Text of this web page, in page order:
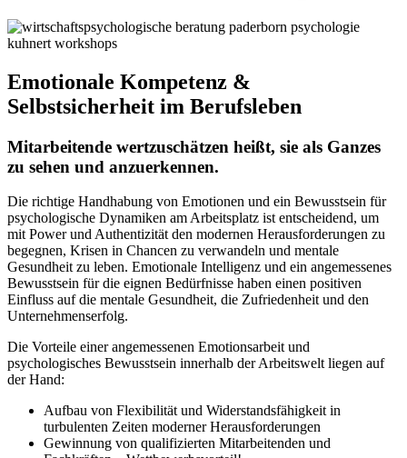
Emotionale Kompetenz &
Selbstsicherheit im Berufsleben
Mitarbeitende wertzuschätzen heißt, sie als Ganzes
zu sehen und anzuerkennen.
Die richtige Handhabung von Emotionen und ein Bewusstsein für
psychologische Dynamiken am Arbeitsplatz ist entscheidend, um
mit Power und Authentizität den modernen Herausforderungen zu
begegnen, Krisen in Chancen zu verwandeln und mentale
Gesundheit zu leben. Emotionale Intelligenz und ein angemessenes
Bewusstsein für die eignen Bedürfnisse haben einen positiven
Einfluss auf die mentale Gesundheit, die Zufriedenheit und den
Unternehmenserfolg.
Die Vorteile einer angemessenen Emotionsarbeit und
psychologisches Bewusstsein innerhalb der Arbeitswelt liegen auf
der Hand:
Aufbau von Flexibilität und Widerstandsfähigkeit in
turbulenten Zeiten moderner Herausforderungen
Gewinnung von qualifizierten Mitarbeitenden und